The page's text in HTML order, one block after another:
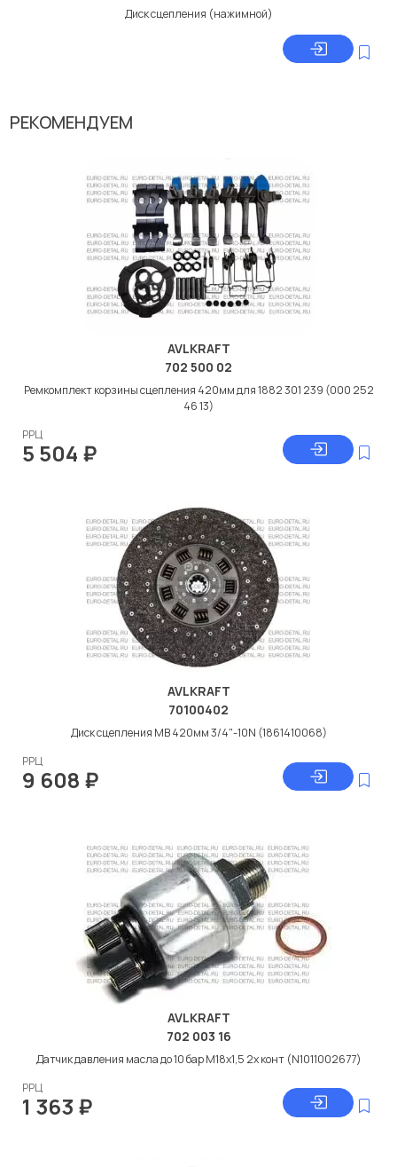
Диск сцепления (нажимной)
РЕКОМЕНДУЕМ
AVLKRAFT
702 500 02
Ремкомплект корзины сцепления 420мм для 1882 301 239 (000 252
46 13)
РРЦ
5 504 ₽
AVLKRAFT
70100402
Диск сцепления МВ 420мм 3/4"-10N (1861410068)
РРЦ
9 608 ₽
AVLKRAFT
702 003 16
Датчик давления масла до 10 бар M18x1,5 2х конт (N1011002677)
РРЦ
1 363 ₽